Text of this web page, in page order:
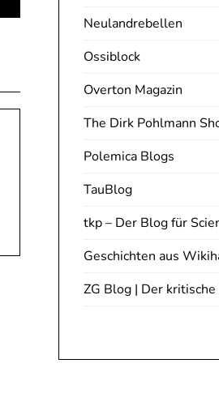
Neulandrebellen
Ossiblock
Overton Magazin
The Dirk Pohlmann
Polemica Blogs
TauBlog
tkp – Der Blog für
Geschichten aus
ZG Blog | Der